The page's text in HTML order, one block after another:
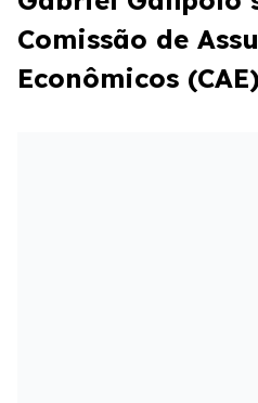
Comissão de
Econômicos